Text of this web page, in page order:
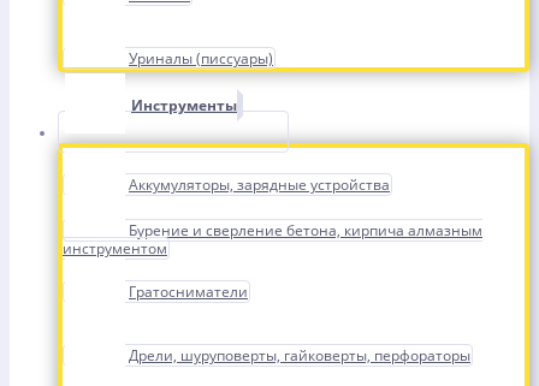
Уриналы (писсуары)
Инструменты
Аккумуляторы, зарядные устройства
Бурение и сверление бетона, кирпича алмазным
инструментом
Гратосниматели
Дрели, шуруповерты, гайковерты, перфораторы